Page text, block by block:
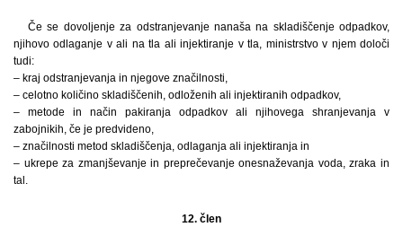
Če se dovoljenje za odstranjevanje nanaša na skladiščenje odpadkov,
njihovo odlaganje v ali na tla ali injektiranje v tla, ministrstvo v njem določi
tudi:
– kraj odstranjevanja in njegove značilnosti,
– celotno količino skladiščenih, odloženih ali injektiranih odpadkov,
– metode in način pakiranja odpadkov ali njihovega shranjevanja v
zabojnikih, če je predvideno,
– značilnosti metod skladiščenja, odlaganja ali injektiranja in
– ukrepe za zmanjševanje in preprečevanje onesnaževanja voda, zraka in
tal.
12. člen